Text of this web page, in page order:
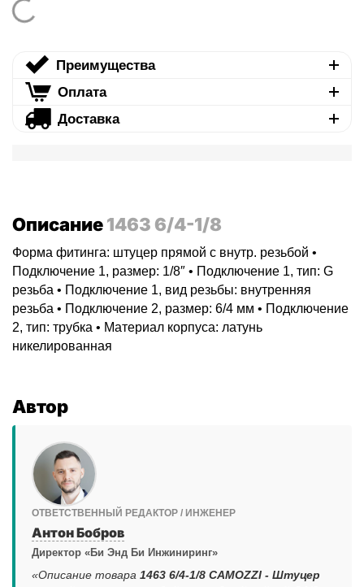
Преимущества
Оплата
Доставка
Описание1463 6/4-1/8
Форма фитинга: штуцер прямой с внутр. резьбой •
Подключение 1, размер: 1/8″ • Подключение 1, тип: G
резьба • Подключение 1, вид резьбы: внутренняя
резьба • Подключение 2, размер: 6/4 мм • Подключение
2, тип: трубка • Материал корпуса: латунь
никелированная
Автор
ОТВЕТСТВЕННЫЙ РЕДАКТОР / ИНЖЕНЕР
Антон Бобров
Директор «Би Энд Би Инжиниринг»
«Описание товара 1463 6/4-1/8 CAMOZZI - Штуцер